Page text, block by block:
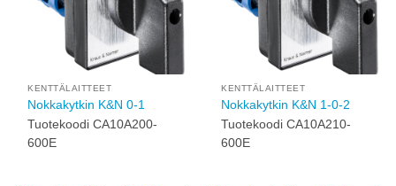
KENTTÄLAITTEET
Nokkakytkin K&N 0-1
Tuotekoodi CA10A200-
600E
KENTTÄLAITTEET
Nokkakytkin K&N 1-0-2
Tuotekoodi CA10A210-
600E